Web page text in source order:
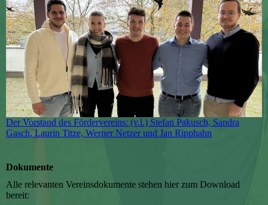
Der Vorstand des Fördervereins: (v.l.) Stefan Pakusch, Sandra
Gasch, Laurin Titze, Werner Netzer und Jan Ripphahn
Dokumente
Alle relevanten Vereinsdokumente stehen hier zum Download
bereit: